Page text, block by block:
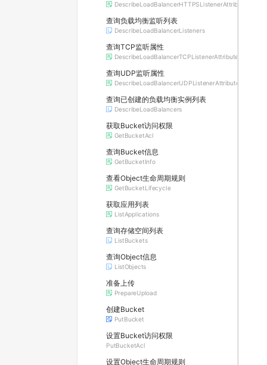
DescribeLoadBalancerHTTPSListenerAttribute
查询负载均衡监听列表
DescribeLoadBalancerListeners
查询TCP监听属性
DescribeLoadBalancerTCPListenerAttribute
查询UDP监听属性
DescribeLoadBalancerUDPListenerAttribute
查询已创建的负载均衡实例列表
DescribeLoadBalancers
获取Bucket访问权限
GetBucketAcl
查询Bucket信息
GetBucketInfo
查看Object生命周期规则
GetBucketLifecycle
获取应用列表
ListApplications
查询存储空间列表
ListBuckets
查询Object信息
ListObjects
准备上传
PrepareUpload
创建Bucket
PutBucket
设置Bucket访问权限
PutBucketAcl
设置Object生命周期规则